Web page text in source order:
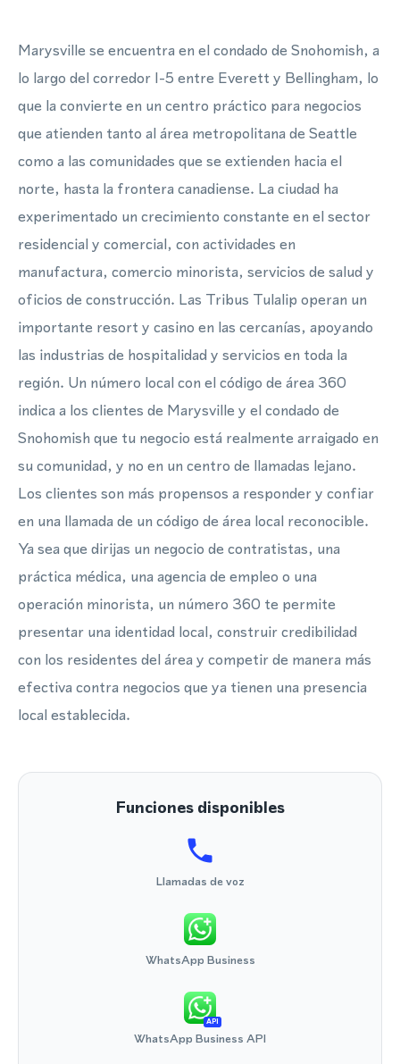
Marysville se encuentra en el condado de Snohomish, a
lo largo del corredor I-5 entre Everett y Bellingham, lo
que la convierte en un centro práctico para negocios
que atienden tanto al área metropolitana de Seattle
como a las comunidades que se extienden hacia el
norte, hasta la frontera canadiense. La ciudad ha
experimentado un crecimiento constante en el sector
residencial y comercial, con actividades en
manufactura, comercio minorista, servicios de salud y
oficios de construcción. Las Tribus Tulalip operan un
importante resort y casino en las cercanías, apoyando
las industrias de hospitalidad y servicios en toda la
región. Un número local con el código de área 360
indica a los clientes de Marysville y el condado de
Snohomish que tu negocio está realmente arraigado en
su comunidad, y no en un centro de llamadas lejano.
Los clientes son más propensos a responder y confiar
en una llamada de un código de área local reconocible.
Ya sea que dirijas un negocio de contratistas, una
práctica médica, una agencia de empleo o una
operación minorista, un número 360 te permite
presentar una identidad local, construir credibilidad
con los residentes del área y competir de manera más
efectiva contra negocios que ya tienen una presencia
local establecida.
Funciones disponibles
Llamadas de voz
WhatsApp Business
API
WhatsApp Business API